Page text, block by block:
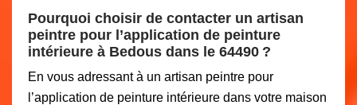
Pourquoi choisir de contacter un artisan
peintre pour l’application de peinture
intérieure à Bedous dans le 64490 ?
En vous adressant à un artisan peintre pour
l’application de peinture intérieure dans votre maison